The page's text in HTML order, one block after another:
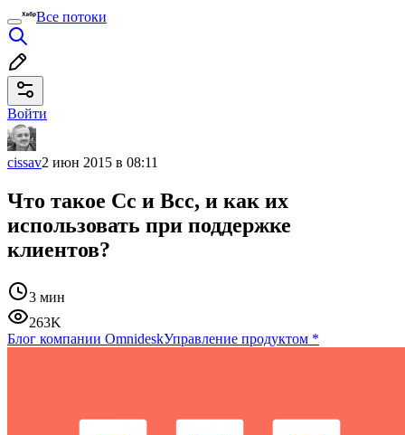
Все потоки
Войти
cissav2 июн 2015 в 08:11
Что такое Cc и Bcc, и как их
использовать при поддержке
клиентов?
3 мин
263K
Блог компании OmnideskУправление продуктом *